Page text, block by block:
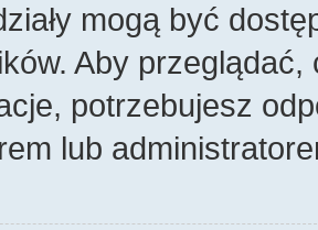
mogą być
Aby
potrzebujesz
lub